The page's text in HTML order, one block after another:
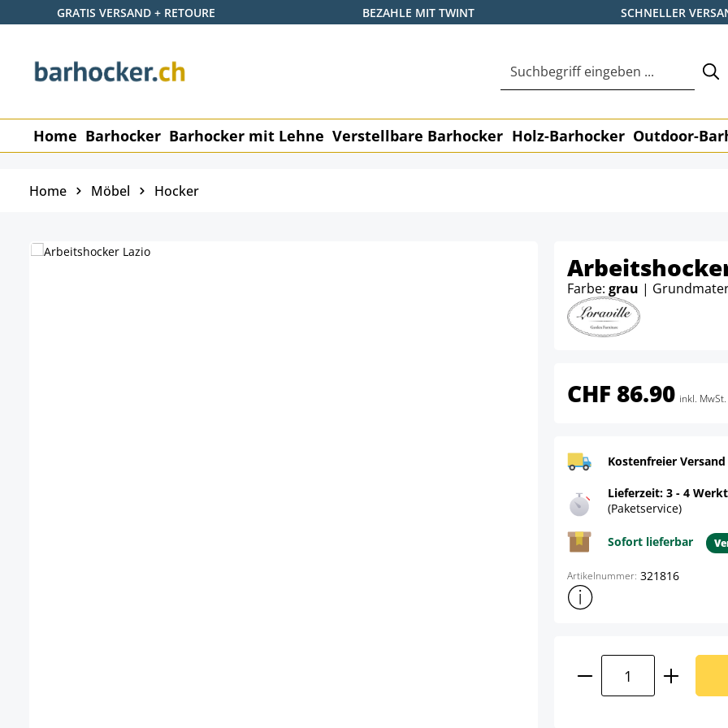
Hauptinhalt springen
Zur Suche springen
Zur Hauptnavigation springen
GRATIS VERSAND + RETOURE BEZAHLE MIT TWINT SCHNELLER
Home Barhocker Barhocker mit Lehne Verstellbare Barhocker Holz-Barhocker Outdoor-
Home Möbel Hocker
Farbe: grau |
CHF 86.90 inkl. MwSt.
Kostenfreier
Lieferzeit: 3 - 4
(Paketservice)
Sofort lieferbar
Artikelnummer: 321816
Weitere
Produkt Anzahl: